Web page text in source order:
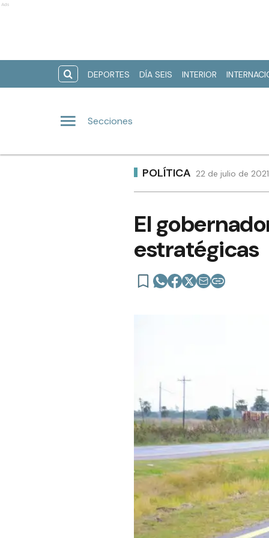
Ads
DEPORTES DÍA SEIS INTERIOR
Secciones
POLÍTICA 22 de julio de
El
estratégicas